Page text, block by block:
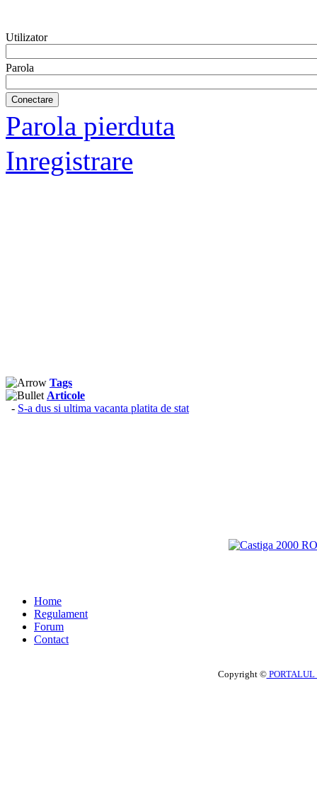
Utilizator
Parola
Parola pierduta
Inregistrare
Tags
Articole
- S-a dus si ultima vacanta platita de stat
Home
Regulament
Forum
Contact
Copyright ©PORTALUL